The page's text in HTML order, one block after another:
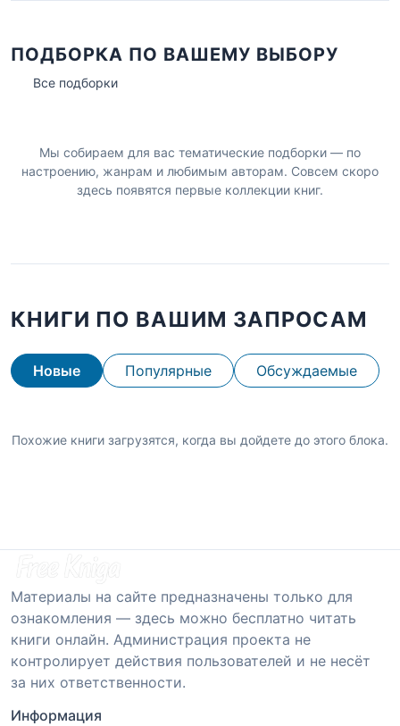
ПОДБОРКА ПО ВАШЕМУ ВЫБОРУ
Все подборки
Мы собираем для вас тематические подборки — по
настроению, жанрам и любимым авторам. Совсем скоро
здесь появятся первые коллекции книг.
КНИГИ ПО ВАШИМ ЗАПРОСАМ
Новые Популярные Обсуждаемые
Похожие книги загрузятся, когда вы дойдете до этого блока.
Материалы на сайте предназначены только для
ознакомления — здесь можно бесплатно читать
книги онлайн. Администрация проекта не
контролирует действия пользователей и не несёт
за них ответственности.
Информация